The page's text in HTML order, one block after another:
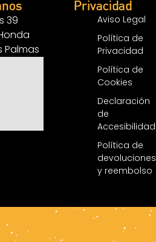
39
Palmas
Privacidad
Aviso Legal
Política de
Privacidad
Política de
Cookies
Declaración
de
Accesibilidad
Política de
devoluciones
y reembolso